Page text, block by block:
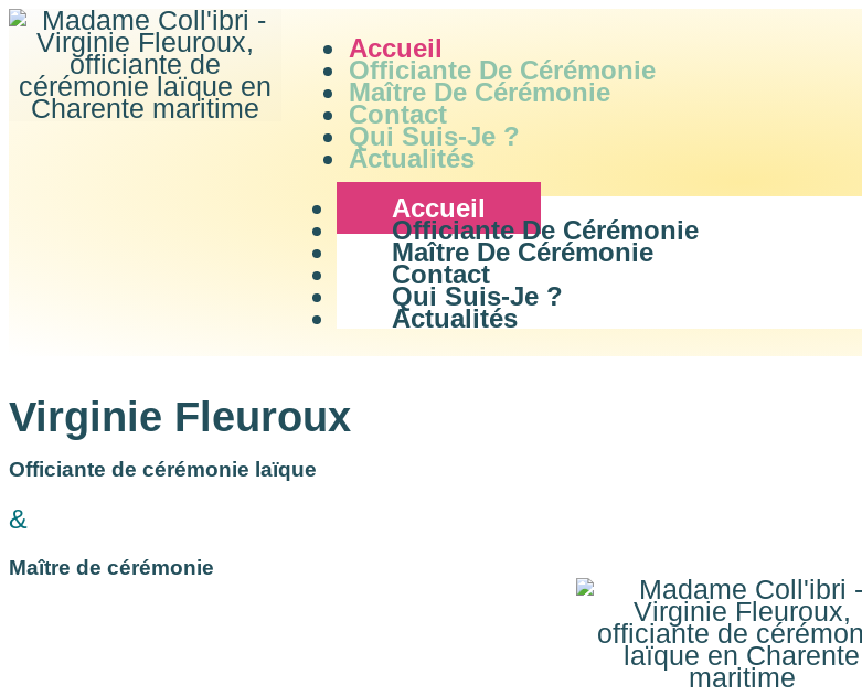
Accueil
Officiante De Cérémonie
Maître De Cérémonie
Contact
Qui Suis-Je ?
Actualités
Accueil
Officiante De Cérémonie
Maître De Cérémonie
Contact
Qui Suis-Je ?
Actualités
Virginie Fleuroux
Officiante de cérémonie laïque
&
Maître de cérémonie